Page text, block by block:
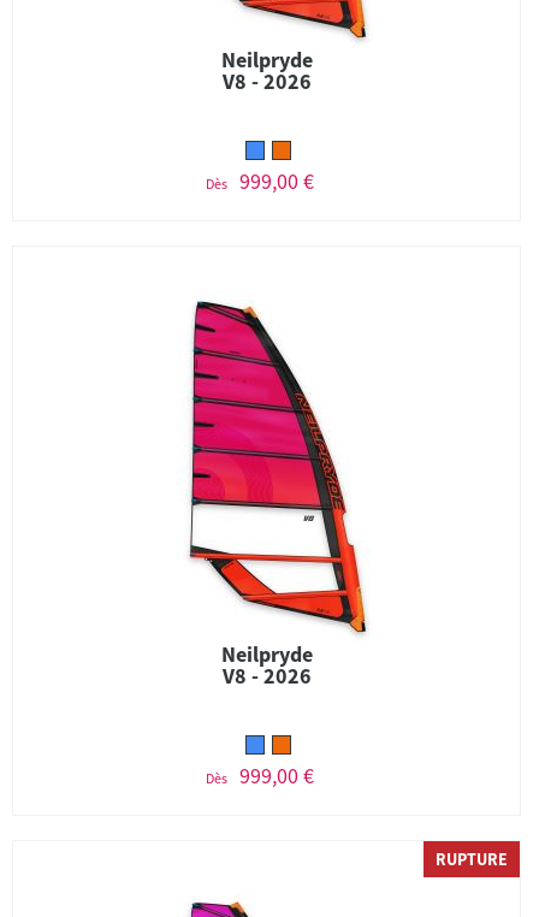
Neilpryde
V8 - 2026
Dès 999,00 €
Neilpryde
V8 - 2026
Dès 999,00 €
RUPTURE